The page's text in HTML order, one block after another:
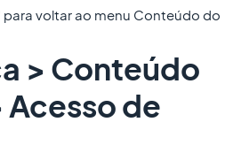
voltar ao menu Conteúdo do
> Conteúdo
Acesso de